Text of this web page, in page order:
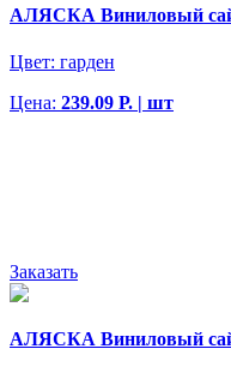
АЛЯСКА Виниловый
Цвет: гарден
Цена: 239.09 Р. | шт
Заказать
АЛЯСКА Виниловый